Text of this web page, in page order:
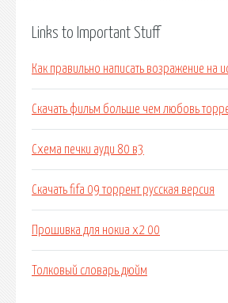
Links to Important Stuff
Как правильно написать возражение на
Скачать фильм больше чем любовь
Схема печки ауди 80 в3
Скачать fifa 09 торрент русская версия
Прошивка для нокиа x2 00
Толковый словарь дюйм